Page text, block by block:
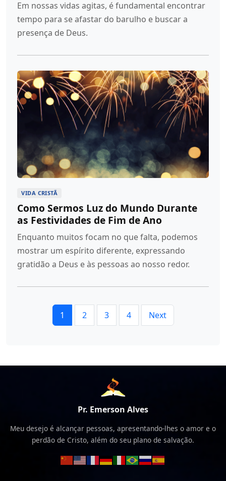
Em nossas vidas agitas, é fundamental encontrar
tempo para se afastar do barulho e buscar a
presença de Deus.
VIDA CRISTÃ
Como Sermos Luz do Mundo Durante
as Festividades de Fim de Ano
Enquanto muitos focam no que falta, podemos
mostrar um espírito diferente, expressando
gratidão a Deus e às pessoas ao nosso redor.
1 2 3 4 Next
Pr. Emerson Alves
Meu desejo é alcançar pessoas, apresentando-lhes o amor e o
perdão de Cristo, além do seu plano de salvação.